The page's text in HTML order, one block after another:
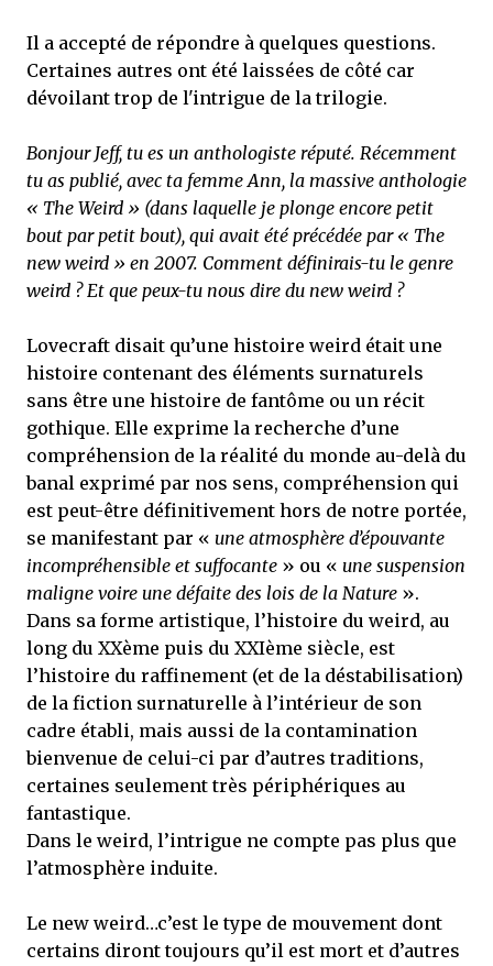
Il a accepté de répondre à quelques questions.
Certaines autres ont été laissées de côté car
dévoilant trop de l'intrigue de la trilogie.
Bonjour Jeff, tu es un anthologiste réputé. Récemment
tu as publié, avec ta femme Ann, la massive anthologie
« The Weird » (dans laquelle je plonge encore petit
bout par petit bout), qui avait été précédée par « The
new weird » en 2007. Comment définirais-tu le genre
weird ? Et que peux-tu nous dire du new weird ?
Lovecraft disait qu’une histoire weird était une
histoire contenant des éléments surnaturels
sans être une histoire de fantôme ou un récit
gothique. Elle exprime la recherche d’une
compréhension de la réalité du monde au-delà du
banal exprimé par nos sens, compréhension qui
est peut-être définitivement hors de notre portée,
se manifestant par « une atmosphère d’épouvante
incompréhensible et suffocante » ou « une suspension
maligne voire une défaite des lois de la Nature ».
Dans sa forme artistique, l’histoire du weird, au
long du XXème puis du XXIème siècle, est
l’histoire du raffinement (et de la déstabilisation)
de la fiction surnaturelle à l’intérieur de son
cadre établi, mais aussi de la contamination
bienvenue de celui-ci par d’autres traditions,
certaines seulement très périphériques au
fantastique.
Dans le weird, l’intrigue ne compte pas plus que
l’atmosphère induite.
Le new weird…c’est le type de mouvement dont
certains diront toujours qu’il est mort et d’autres